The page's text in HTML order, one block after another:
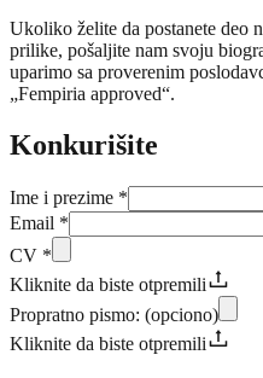
Ukoliko želite da postanete deo
prilike, pošaljite nam svoju
uparimo sa proverenim
„Fempiria approved“.
Konkurišite
Ime i prezime *
Email *
CV *
Kliknite da biste otpremili
Propratno pismo: (opciono)
Kliknite da biste otpremili